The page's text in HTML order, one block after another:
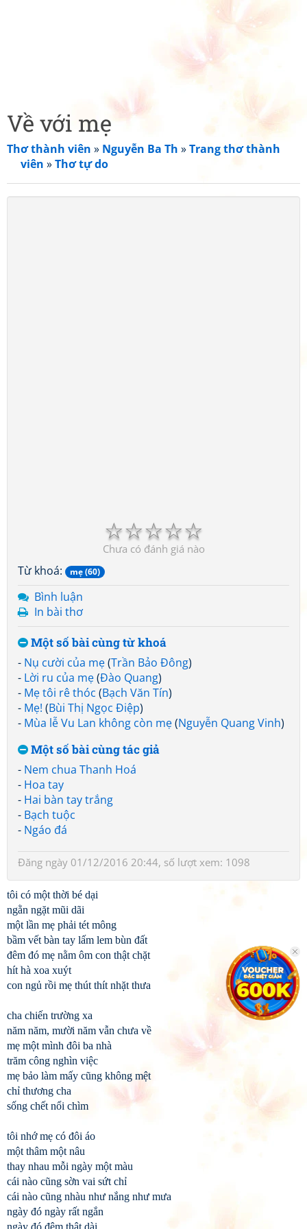
Về với mẹ
Thơ thành viên » Nguyễn Ba Th »Trang thơ thành
viên »Thơ tự do
☆
☆
☆
☆
☆
Chưa có đánh giá nào
Từ khoá: mẹ (60)
Bình luận
In bài thơ
Một số bài cùng từ khoá
- Nụ cười của mẹ(Trần Bảo Đông)
- Lời ru của mẹ(Đào Quang)
- Mẹ tôi rê thóc (Bạch Văn Tín)
- Mẹ! (Bùi Thị Ngọc Điệp)
- Mùa lễ Vu Lan không còn mẹ(Nguyễn Quang Vinh)
Một số bài cùng tác giả
- Nem chua Thanh Hoá
- Hoa tay
- Hai bàn tay trắng
- Bạch tuộc
- Ngáo đá
Đăng ngày 01/12/2016 20:44, số lượt xem: 1098
tôi có một thời bé dại
ngằn ngặt mũi dãi
một lần mẹ phải tét mông
bầm vết bàn tay lấm lem bùn đất
đêm đó mẹ nằm ôm con thật chặt
hít hà xoa xuýt
con ngủ rồi mẹ thút thít nhặt thưa
cha chiến trường xa
năm năm, mười năm vẫn chưa về
mẹ một mình đôi ba nhà
trăm công nghìn việc
mẹ bảo làm mấy cũng không mệt
chỉ thương cha
sống chết nổi chìm
tôi nhớ mẹ có đôi áo
một thâm một nâu
thay nhau mỗi ngày một màu
cái nào cũng sờn vai sứt chỉ
cái nào cũng nhàu như nắng như mưa
ngày đó ngày rất ngắn
ngày đó đêm thật dài